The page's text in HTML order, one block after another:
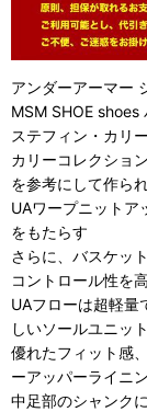
アンダーアーマー
MSM SHOE shoes
ステフィン・カリ
カリーコレクショ
を参考にして作ら
UAワープニットア
をもたらす
さらに、バスケッ
コントロール性を
UAフローは超軽量
しいソールユニッ
優れたフィット感
ーアッパーライニ
中足部のシャンク